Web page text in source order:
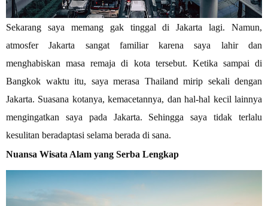
Sekarang saya memang gak tinggal di Jakarta lagi. Namun,
atmosfer Jakarta sangat familiar karena saya lahir dan
menghabiskan masa remaja di kota tersebut. Ketika sampai di
Bangkok waktu itu, saya merasa Thailand mirip sekali dengan
Jakarta. Suasana kotanya, kemacetannya, dan hal-hal kecil lainnya
mengingatkan saya pada Jakarta. Sehingga saya tidak terlalu
kesulitan beradaptasi selama berada di sana.
Nuansa Wisata Alam yang Serba Lengkap